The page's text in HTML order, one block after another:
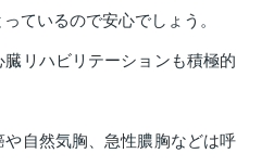
ているので安心でしょう。
臓リハビリテーションも積極的
自然気胸、急性膿胸などは呼